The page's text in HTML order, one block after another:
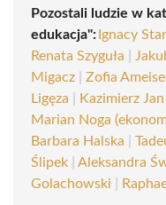
Pozostali ludzie w
edukacja": Ignacy
Renata Szyguła
Migacz
Zofia
Ligęza
Kazimierz
Marian Noga
Barbara Halska
Ślipek
Aleksandra
Golachowski